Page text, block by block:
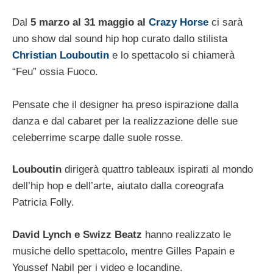
Dal 5 marzo al 31 maggio al Crazy Horse ci sarà
uno show dal sound hip hop curato dallo stilista
Christian Louboutin e lo spettacolo si chiamerà
“Feu” ossia Fuoco.
Pensate che il designer ha preso ispirazione dalla
danza e dal cabaret per la realizzazione delle sue
celeberrime scarpe dalle suole rosse.
Louboutin dirigerà quattro tableaux ispirati al mondo
dell’hip hop e dell’arte, aiutato dalla coreografa
Patricia Folly.
David Lynch e Swizz Beatz hanno realizzato le
musiche dello spettacolo, mentre Gilles Papain e
Youssef Nabil per i video e locandine.